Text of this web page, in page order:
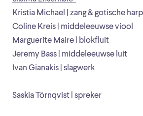
Kristia Michael | zang & gotische harp
Coline Kreis | middeleeuwse viool
Marguerite Maire | blokfluit
Jeremy Bass | middeleeuwse luit
Ivan Gianakis | slagwerk
Saskia Törnqvist | spreker